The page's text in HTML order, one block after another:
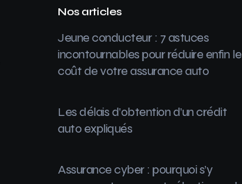
Nos articles
Jeune conducteur : 7 astuces
incontournables pour réduire enfin le
coût de votre assurance auto
Les délais d’obtention d’un crédit
auto expliqués
Assurance cyber : pourquoi s’y